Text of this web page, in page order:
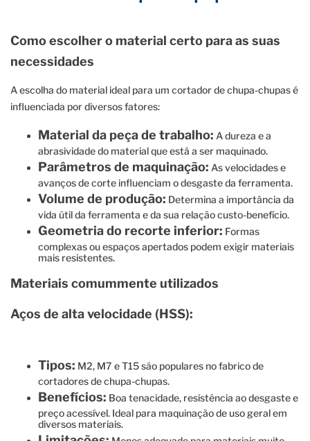
Como escolher o material certo para as suas
necessidades
A escolha do material ideal para um cortador de chupa-chupas é
influenciada por diversos fatores:
Material da peça de trabalho: A dureza e a
abrasividade do material que está a ser maquinado.
Parâmetros de maquinação: As velocidades e
avanços de corte influenciam o desgaste da ferramenta.
Volume de produção: Determina a importância da
vida útil da ferramenta e da sua relação custo-benefício.
Geometria do recorte inferior: Formas
complexas ou espaços apertados podem exigir materiais
mais resistentes.
Materiais comummente utilizados
Aços de alta velocidade (HSS):
Tipos: M2, M7 e T15 são populares no fabrico de
cortadores de chupa-chupas.
Benefícios: Boa tenacidade, resistência ao desgaste e
preço acessível. Ideal para maquinação de uso geral em
diversos materiais.